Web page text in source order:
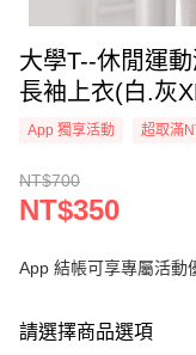
大學T--休閒運
長袖上衣(白.灰
App 獨享活動 超取滿
NT$700
NT$350
App 結帳可享專屬活動
請選擇商品選項